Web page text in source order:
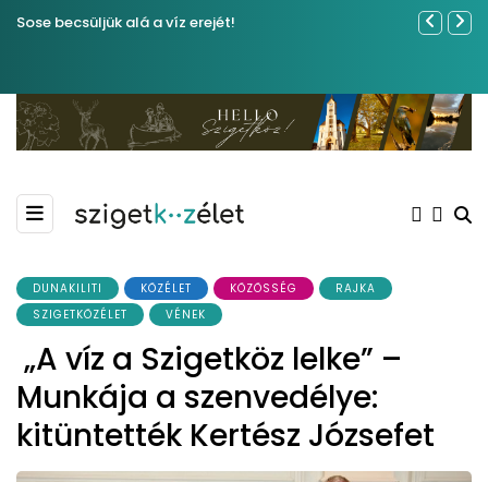
Sose becsüljük alá a víz erejét!
Közel
DUNAKILITI KÖZÉLET KÖZÖSSÉG
RAJKA
SZIGETKÖZÉLET
VÉNEK
„A víz a Szigetköz lelke” –
Munkája a szenvedélye:
kitüntették Kertész Józsefet